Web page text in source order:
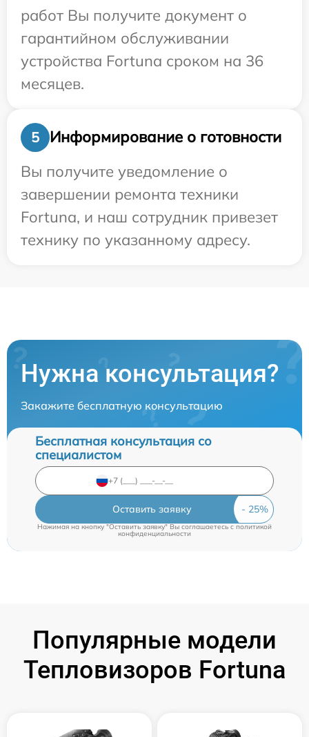
работ Вы получите документ о
гарантийном обслуживании
устройства Fortuna сроком на 36
месяцев.
5
Информирование о готовности
Вы получите уведомление о
завершении ремонта техники
Fortuna, и наш сотрудник привезет
технику по указанному адресу.
Нужна консультация?
Закажите бесплатную консультацию
Бесплатная консультация со
специалистом
Оставить заявку
Нажимая на кнопку "Оставить заявку" Вы соглашаетесь cполитикой
конфиденциальности
Популярные модели
Тепловизоров Fortuna